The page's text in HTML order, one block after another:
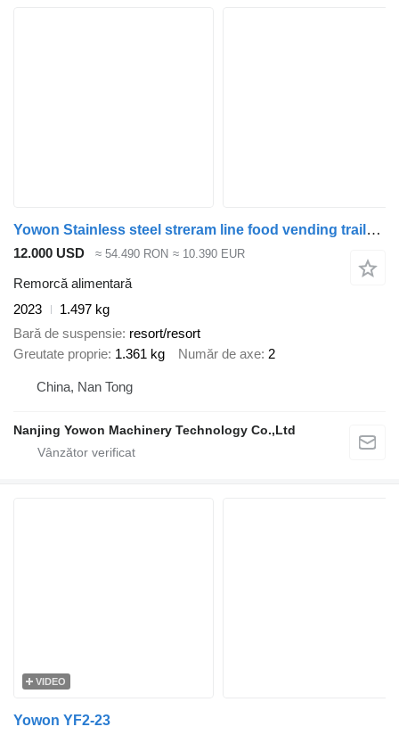
Yowon Stainless steel streram line food vending trailer factory price
12.000 USD ≈ 54.490 RON ≈ 10.390 EUR
Remorcă alimentară
2023
1.497 kg
Bară de suspensie resort/resort
Greutate proprie 1.361 kg Număr de axe 2
China, Nan Tong
Nanjing Yowon Machinery Technology Co.,Ltd
VIDEO
Yowon YF2-23